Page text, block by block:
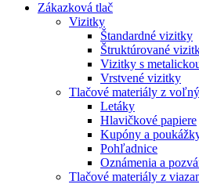
Zákazková tlač
Vizitky
Štandardné vizitky
Štruktúrované
Vizitky s
Vrstvené vizitky
Tlačové materiály z
Letáky
Hlavičkové papiere
Kupóny a
Pohľadnice
Oznámenia a
Tlačové materiály z